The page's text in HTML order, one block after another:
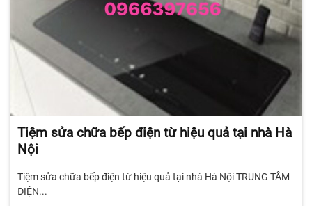
Tiệm sửa chữa bếp điện từ hiệu quả tại nhà Hà
Nội
Tiệm sửa chữa bếp điện từ hiệu quả tại nhà Hà Nội TRUNG TÂM
ĐIỆN...